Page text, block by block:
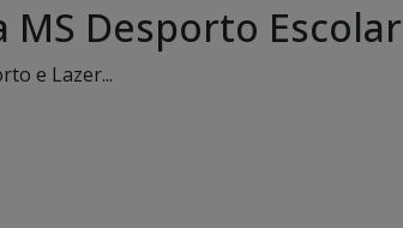
MS Desporto Escolar
e Lazer...